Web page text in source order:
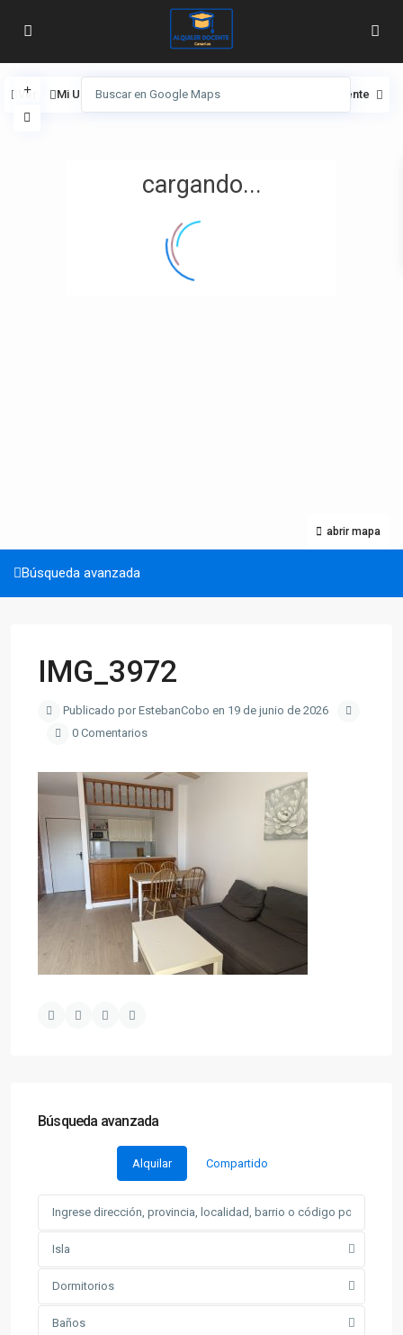
cargando...
abrir mapa
Ver Mi Ubicación Pantalla completa Siguiente
Búsqueda avanzada
IMG_3972
Publicado por EstebanCobo en 19 de junio de 2026
0 Comentarios
Búsqueda avanzada
Alquilar Compartido
Isla
Dormitorios
Baños